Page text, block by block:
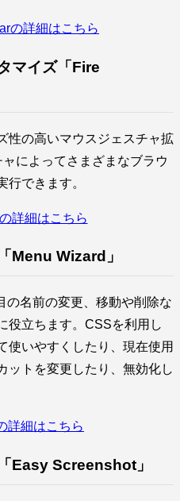
の詳細はこちら
マイズ「Fire
性の高いマウスジェスチャ拡
によってさまざまなブラウ
行できます。
詳細はこちら
Menu Wizard」
の名前の変更、移動や削除な
役立ちます。CSSを利用し
使いやすくしたり、現在使用
ットを変更したり、無効化し
詳細はこちら
Easy Screenshot」